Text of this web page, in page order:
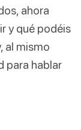
ahora
y qué podéis
al mismo
para hablar